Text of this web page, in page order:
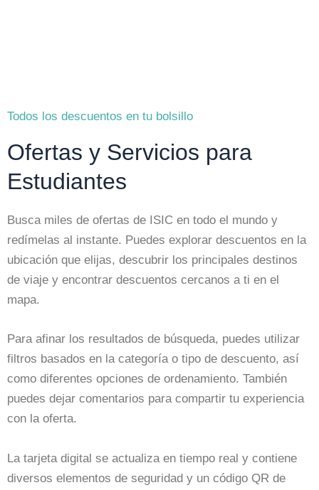
Todos los descuentos en tu bolsillo
Ofertas y Servicios para
Estudiantes
Busca miles de ofertas de ISIC en todo el mundo y
redímelas al instante. Puedes explorar descuentos en la
ubicación que elijas, descubrir los principales destinos
de viaje y encontrar descuentos cercanos a ti en el
mapa.
Para afinar los resultados de búsqueda, puedes utilizar
filtros basados en la categoría o tipo de descuento, así
como diferentes opciones de ordenamiento. También
puedes dejar comentarios para compartir tu experiencia
con la oferta.
La tarjeta digital se actualiza en tiempo real y contiene
diversos elementos de seguridad y un código QR de